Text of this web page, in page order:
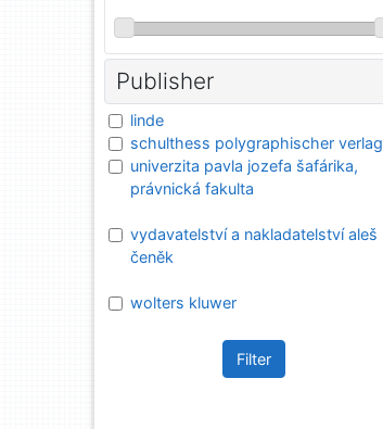
Publisher
linde
schulthess polygraphischer verlag
univerzita pavla jozefa šafárika,
právnická fakulta
vydavatelství a nakladatelství aleš
čeněk
wolters kluwer
Filter